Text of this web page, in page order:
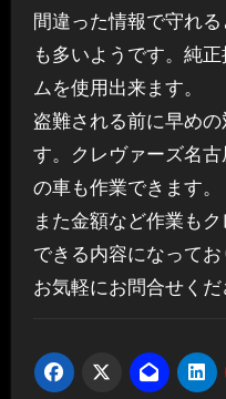
間違った情報で守れ
も多いようです。純
ムを使用出来ます。
盗難される前に早め
す。クレヴァーズ名
の車も作業できます。
また金額など作業も
できる内容になってお
お気軽にお問合せくだ